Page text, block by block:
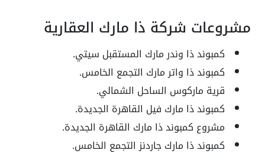
مشروعات شركة ذا مارك العقارية
كمبوند ذا وندر مارك المستقبل سيتي.
كمبوند ذا واتر مارك التجمع الخامس.
قرية ماركوس الساحل الشمالي.
كمبوند ذا مارك فيل القاهرة الجديدة.
مشروع كمبوند ذا مارك القاهرة الجديدة.
كمبوند ذا مارك جاردنز التجمع الخامس.